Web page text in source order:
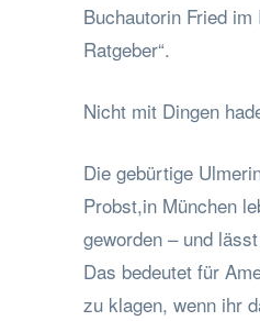
Buchautorin Fried
Ratgeber“.
Nicht mit Dingen
Die gebürtige
Probst,in München
geworden – und
Das bedeutet für
zu klagen, wenn ihr